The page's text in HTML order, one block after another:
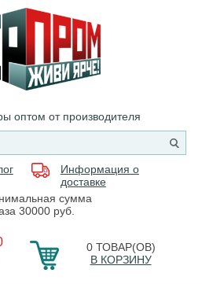
оптом от производителя
Информация о
доставке
сумма
30000 руб.
0ТОВАР(ОВ)
В КОРЗИНУ